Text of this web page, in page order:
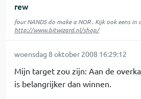
rew
four NANDS do make a NOR . Kijk ook eens in
http://www.bitwizard.nl/shop/
woensdag 8 oktober 2008 16:29:12
Mijn target zou zijn: Aan de
is belangrijker dan winnen.